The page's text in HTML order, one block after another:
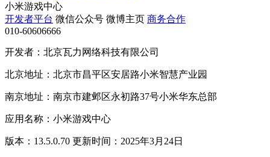
小米游戏中心
开发者平台 微信公众号 微博主页 商务合作
010-60606666
开发者：北京瓦力网络科技有限公司
北京地址：北京市昌平区安居路小米智慧产业园
南京地址：南京市建邺区永初路37号小米华东总部
应用名称：小米游戏中心
版本：13.5.0.70 更新时间：2025年3月24日